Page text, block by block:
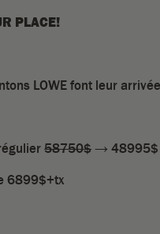
PLACE!
LOWE font leur
58750$ → 48995$
6899$+tx